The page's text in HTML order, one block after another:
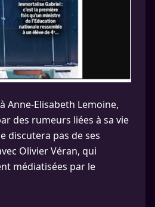
Anne-Elisabeth Lemoine,
des rumeurs liées à sa vie
discutera pas de ses
Olivier Véran, qui
médiatisées par le